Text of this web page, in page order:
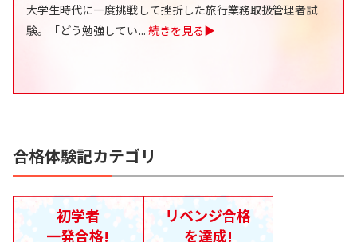
大学生時代に一度挑戦して挫折した旅行業務取扱管理者試
験。「どう勉強してい... 続きを見る▶
合格体験記カテゴリ
初学者
一発合格!
リベンジ合格
を達成!